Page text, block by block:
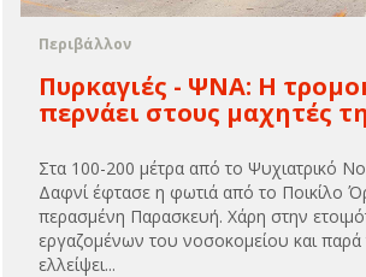
Περιβάλλον
Πυρκαγιές - ΨΝΑ: H
περνάει στους μαχητές
Στα 100-200 μέτρα από το Ψυχιατρικό
Δαφνί έφτασε η φωτιά από το Ποικίλο
περασμένη Παρασκευή. Χάρη στην
εργαζομένων του νοσοκομείου και παρά
ελλείψει...